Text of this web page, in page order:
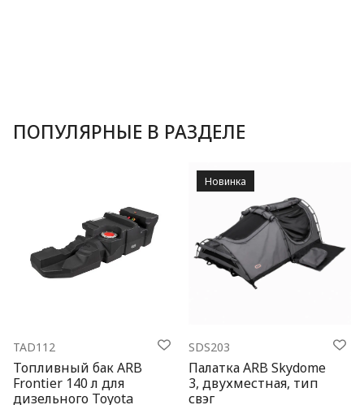
ПОПУЛЯРНЫЕ В РАЗДЕЛЕ
TAD112
Топливный бак ARB
Frontier 140 л для
дизельного Toyota
SDS203
Палатка ARB Skydome
3, двухместная, тип
свэг
Новинка